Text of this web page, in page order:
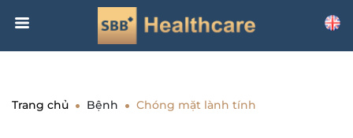
Trang chủ Bệnh Chóng mặt lành tính